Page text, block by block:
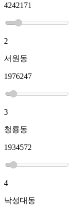
4242171
2
서원동
1976247
3
청룡동
1934572
4
낙성대동